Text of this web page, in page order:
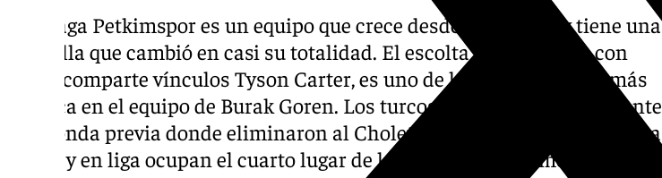
El Aliaga Petkimspor es un equipo que crece desde la defensa y tiene una
plantilla que cambió en casi su totalidad. El escolta Breein Tyree, con
quien comparte vínculos Tyson Carter, es uno de los jugadores que más
destaca en el equipo de Burak Goren. Los turcos se clasificaron mediante
una ronda previa donde eliminaron al Cholet francés y al PAOK Salónica
griego y en liga ocupan el cuarto lugar de la competición doméstica.